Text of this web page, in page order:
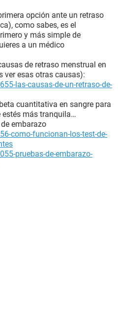
opción ante un retraso
como sabes, es el
y más simple de
a un médico
de retraso menstrual en
ver esas otras causas):
las-causas-de-un-retraso-de-
cuantitativa en sangre para
estés más tranquila…
embarazo
como-funcionan-los-test-de-
pruebas-de-embarazo-